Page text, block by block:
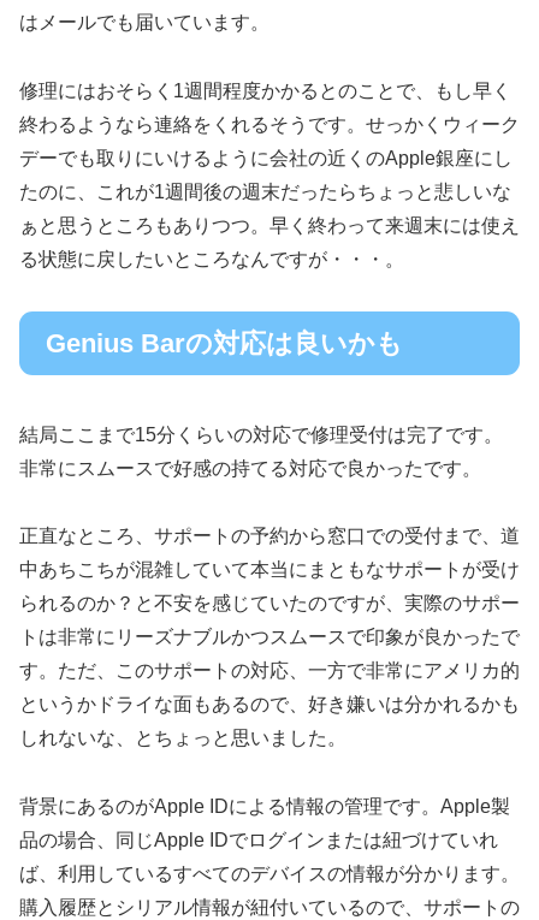
はメールでも届いています。
修理にはおそらく1週間程度かかるとのことで、もし早く
終わるようなら連絡をくれるそうです。せっかくウィーク
デーでも取りにいけるように会社の近くのApple銀座にし
たのに、これが1週間後の週末だったらちょっと悲しいな
ぁと思うところもありつつ。早く終わって来週末には使え
る状態に戻したいところなんですが・・・。
Genius Barの対応は良いかも
結局ここまで15分くらいの対応で修理受付は完了です。
非常にスムースで好感の持てる対応で良かったです。
正直なところ、サポートの予約から窓口での受付まで、道
中あちこちが混雑していて本当にまともなサポートが受け
られるのか？と不安を感じていたのですが、実際のサポー
トは非常にリーズナブルかつスムースで印象が良かったで
す。ただ、このサポートの対応、一方で非常にアメリカ的
というかドライな面もあるので、好き嫌いは分かれるかも
しれないな、とちょっと思いました。
背景にあるのがApple IDによる情報の管理です。Apple製
品の場合、同じApple IDでログインまたは紐づけていれ
ば、利用しているすべてのデバイスの情報が分かります。
購入履歴とシリアル情報が紐付いているので、サポートの